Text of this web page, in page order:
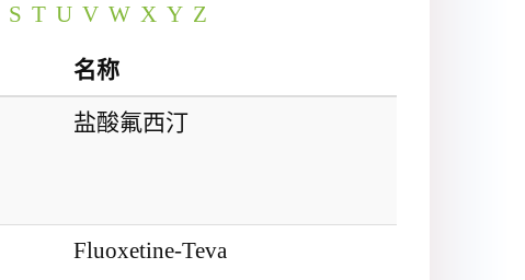
S T U V W X Y Z
名称
盐酸氟西汀
Fluoxetine-Teva